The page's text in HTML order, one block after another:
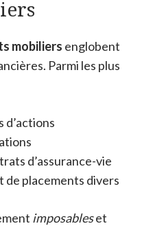
mobiliers englobent
Parmi les plus
d’actions
d’assurance-vie
de placements divers
imposableset